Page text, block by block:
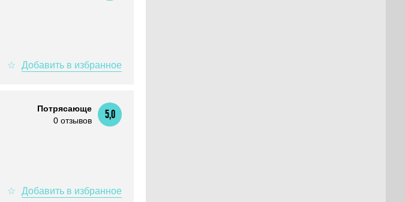
Потрясающе
0 отзывов
5,0